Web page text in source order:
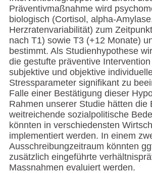
Präventivmaßnahme wird
biologisch (Cortisol, alpha-
Herzratenvariabilität) zum
nach T1) sowie T3 (+12 Monate)
bestimmt. Als Studienhypothese
die gestufte präventive
subjektive und objektive
Stressparameter signifikant zu
Falle einer Bestätigung dieser
Rahmen unserer Studie hätten die
weitreichende sozialpolitische
könnten in verschiedensten
implementiert werden. In einem
Ausschreibungzeitraum könnten
zusätzlich eingeführte
Massnahmen evaluiert werden.